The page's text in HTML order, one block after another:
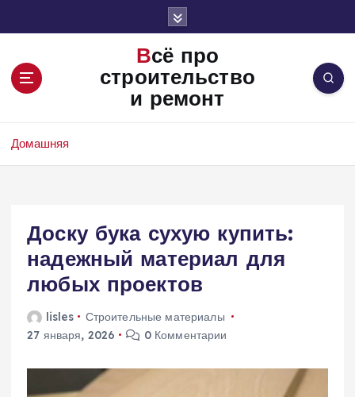
Всё про
строительство
и ремонт
Домашняя
Доску бука сухую купить:
надежный материал для
любых проектов
lisles
Строительные материалы
27 января, 2026
0 Комментарии